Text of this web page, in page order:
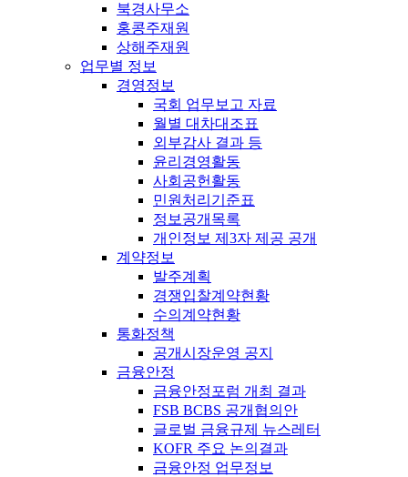
북경사무소
홍콩주재원
상해주재원
업무별 정보
경영정보
국회 업무보고 자료
월별 대차대조표
외부감사 결과 등
윤리경영활동
사회공헌활동
민원처리기준표
정보공개목록
개인정보 제3자 제공 공개
계약정보
발주계획
경쟁입찰계약현황
수의계약현황
통화정책
공개시장운영 공지
금융안정
금융안정포럼 개최 결과
FSB BCBS 공개협의안
글로벌 금융규제 뉴스레터
KOFR 주요 논의결과
금융안정 업무정보